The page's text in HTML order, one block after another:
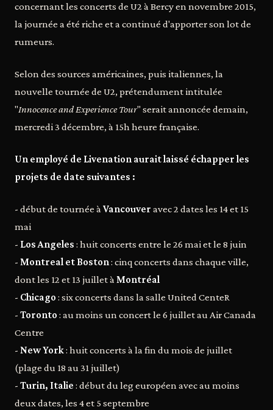
concernant les concerts de U2 à Bercy en novembre 2015,
la journée a été riche et a continué d'apporter son lot de
rumeurs.
Selon des sources américaines, puis italiennes, la
nouvelle tournée de U2, prétendument intitulée
"Innocence and Experience Tour" serait annoncée demain,
mercredi 3 décembre, à 15h heure française.
Un employé de Livenation aurait laissé échapper les
projets de date suivantes :
- début de tournée àVancouver avec 2 dates les 14 et 15
mai
- Los Angeles : huit concerts entre le 26 mai et le 8 juin
- Montreal et Boston: cinq concerts dans chaque ville,
dont les 12 et 13 juillet àMontréal
- Chicago : six concerts dans la salle United CenteR
- Toronto : au moins un concert le 6 juillet au Air Canada
Centre
- New York: huit concerts à la fin du mois de juillet
(plage du 18 au 31 juillet)
- Turin, Italie : début du leg européen avec au moins
deux dates, les 4 et 5 septembre